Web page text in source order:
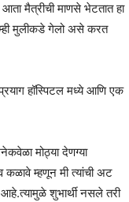
मैत्रीची माणसे भेटतात हा
मुलीकडे गेलो असे करत
हॉस्पिटल मध्ये आणि एक
मोठ्या देणग्या
कळावे म्हणून मी त्यांची अट
शुभार्थी नसले तरी